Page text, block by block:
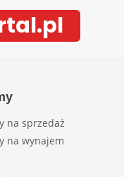
na sprzedaż
na wynajem